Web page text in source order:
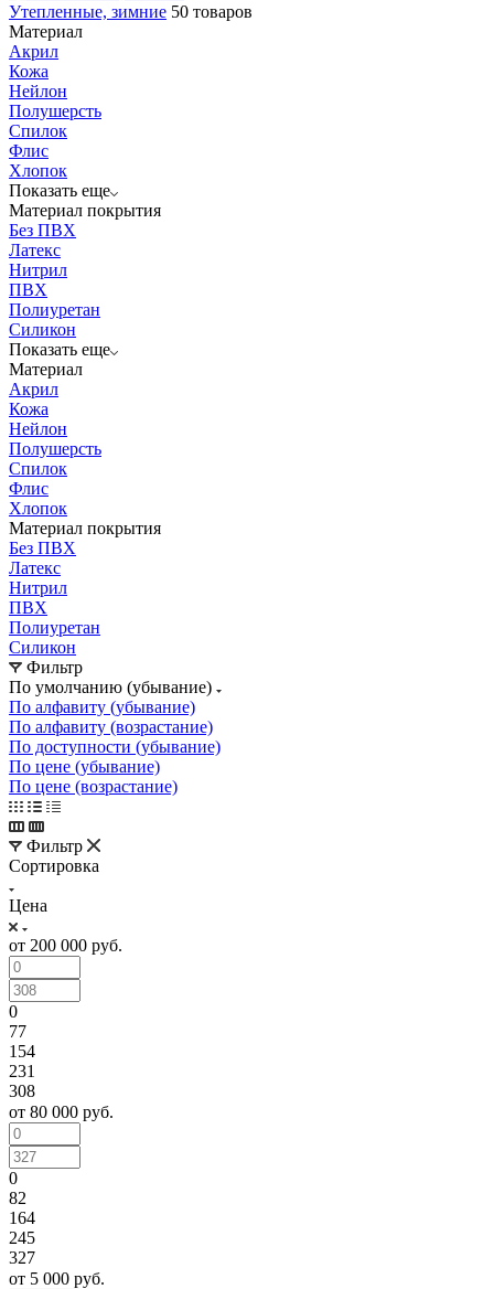
Утепленные, зимние 50 товаров
Материал
Акрил
Кожа
Нейлон
Полушерсть
Спилок
Флис
Хлопок
Показать еще
Материал покрытия
Без ПВХ
Латекс
Нитрил
ПВХ
Полиуретан
Силикон
Показать еще
Материал
Акрил
Кожа
Нейлон
Полушерсть
Спилок
Флис
Хлопок
Материал покрытия
Без ПВХ
Латекс
Нитрил
ПВХ
Полиуретан
Силикон
Фильтр
По умолчанию (убывание)
По алфавиту (убывание)
По алфавиту (возрастание)
По доступности (убывание)
По цене (убывание)
По цене (возрастание)
Фильтр
Сортировка
Цена
от 200 000 руб.
0
77
154
231
308
от 80 000 руб.
0
82
164
245
327
от 5 000 руб.